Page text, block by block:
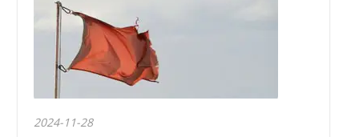
2024-11-28